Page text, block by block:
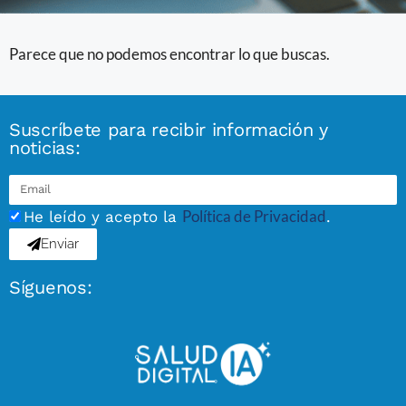
Parece que no podemos encontrar lo que buscas.
Suscríbete para recibir información y
noticias:
He leído y acepto la Política de Privacidad.
Enviar
Síguenos: